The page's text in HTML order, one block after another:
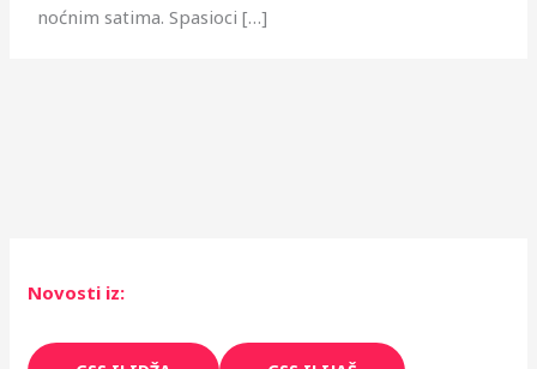
noćnim satima. Spasioci […]
Novosti iz: